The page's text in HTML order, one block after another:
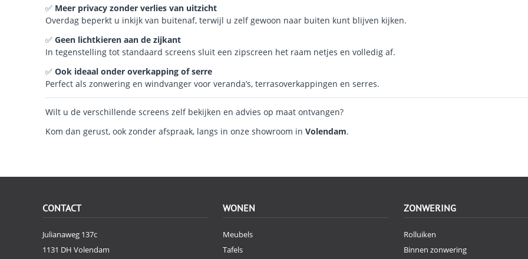
✅ Meer privacy zonder verlies van uitzicht
Overdag beperkt u inkijk van buitenaf, terwijl u zelf gewoon naar buiten kunt blijven kijken.
✅ Geen lichtkieren aan de zijkant
In tegenstelling tot standaard screens sluit een zipscreen het raam netjes en volledig af.
✅ Ook ideaal onder overkapping of serre
Perfect als zonwering en windvanger voor veranda’s, terrasoverkappingen en serres.
Wilt u de verschillende screens zelf bekijken en advies op maat ontvangen?
Kom dan gerust, ook zonder afspraak, langs in onze showroom in Volendam.
CONTACT
Julianaweg 137c
1131 DH Volendam
WONEN
Meubels
Tafels
ZONWERING
Rolluiken
Binnen zonwering